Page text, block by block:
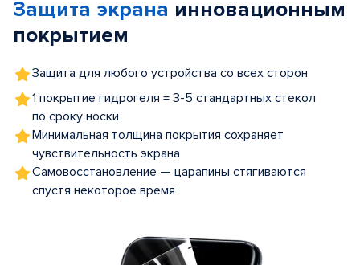
5
Защита экрана инновационным
покрытием
Защита для любого устройства со всех сторон
1 покрытие гидрогеля = 3-5 стандартных стекол
по сроку носки
Минимальная толщина покрытия сохраняет
чувствительность экрана
Самовосстановление — царапины стягиваются
спустя некоторое время